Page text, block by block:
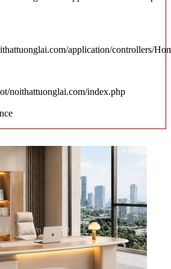
application/controllers/
noithattuonglai.com/index.php